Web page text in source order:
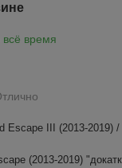
всё время
Escape III (2013-2019)
(2013-2019)